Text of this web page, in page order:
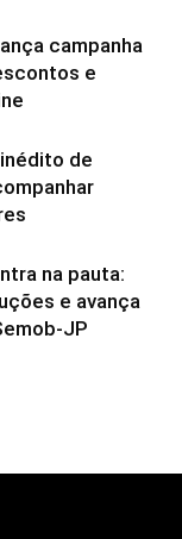
campanha
e
de
na pauta:
e avança
JP